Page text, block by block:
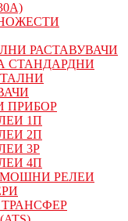
РАСТАВУВАЧИ
СТАНДАРДНИ
ПРИБОР
1П
2П
3P
4П
РЕЛЕИ